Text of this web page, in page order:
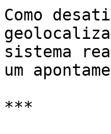
Como
sistema
um
***